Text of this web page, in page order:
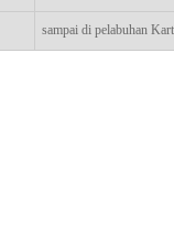
sampai di pelabuhan